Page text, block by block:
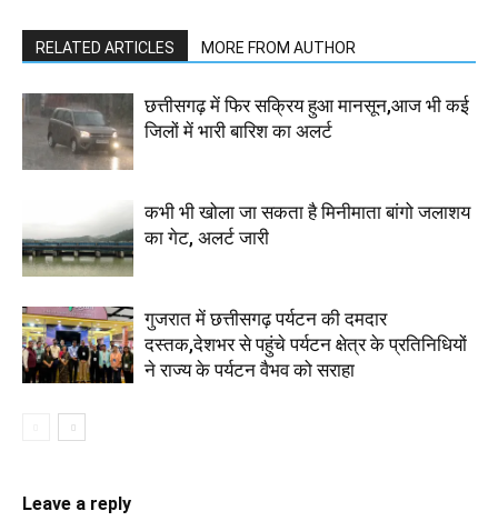
RELATED ARTICLES MORE FROM AUTHOR
छत्तीसगढ़ में फिर सक्रिय हुआ मानसून,आज भी कई
जिलों में भारी बारिश का अलर्ट
कभी भी खोला जा सकता है मिनीमाता बांगो जलाशय
का गेट, अलर्ट जारी
गुजरात में छत्तीसगढ़ पर्यटन की दमदार
दस्तक,देशभर से पहुंचे पर्यटन क्षेत्र के प्रतिनिधियों
ने राज्य के पर्यटन वैभव को सराहा
Leave a reply